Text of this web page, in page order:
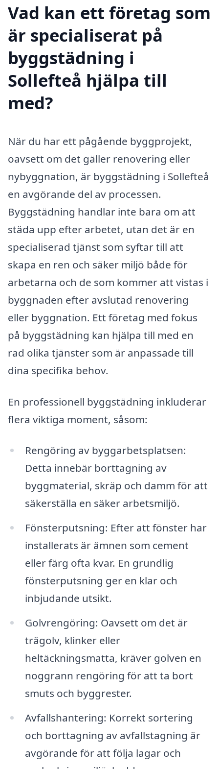
Vad kan ett företag som
är specialiserat på
byggstädning i
Sollefteå hjälpa till
med?
När du har ett pågående byggprojekt,
oavsett om det gäller renovering eller
nybyggnation, är byggstädning i Sollefteå
en avgörande del av processen.
Byggstädning handlar inte bara om att
städa upp efter arbetet, utan det är en
specialiserad tjänst som syftar till att
skapa en ren och säker miljö både för
arbetarna och de som kommer att vistas i
byggnaden efter avslutad renovering
eller byggnation. Ett företag med fokus
på byggstädning kan hjälpa till med en
rad olika tjänster som är anpassade till
dina specifika behov.
En professionell byggstädning inkluderar
flera viktiga moment, såsom:
Rengöring av byggarbetsplatsen:
Detta innebär borttagning av
byggmaterial, skräp och damm för att
säkerställa en säker arbetsmiljö.
Fönsterputsning: Efter att fönster har
installerats är ämnen som cement
eller färg ofta kvar. En grundlig
fönsterputsning ger en klar och
inbjudande utsikt.
Golvrengöring: Oavsett om det är
trägolv, klinker eller
heltäckningsmatta, kräver golven en
noggrann rengöring för att ta bort
smuts och byggrester.
Avfallshantering: Korrekt sortering
och borttagning av avfallstagning är
avgörande för att följa lagar och